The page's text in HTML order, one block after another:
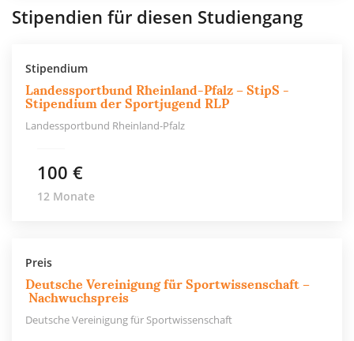
Stipendien für diesen Studiengang
Stipendium
Landessportbund Rheinland-Pfalz – StipS -
Stipendium der Sportjugend RLP
Landessportbund Rheinland-Pfalz
100 €
12 Monate
Preis
Deutsche Vereinigung für Sportwissenschaft –
Nachwuchspreis
Deutsche Vereinigung für Sportwissenschaft